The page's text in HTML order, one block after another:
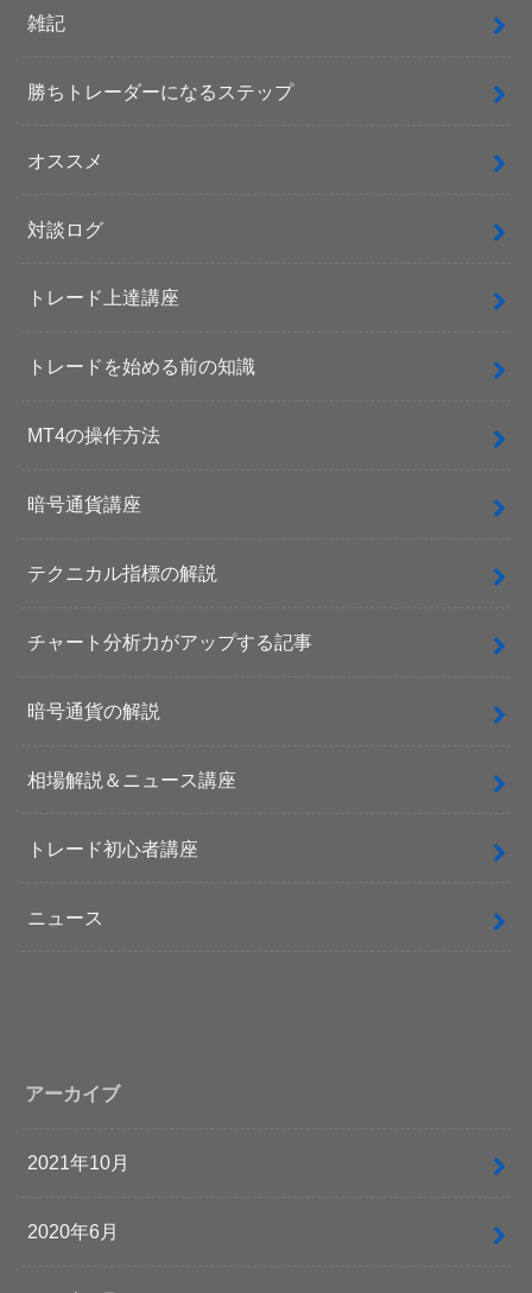
雑記
勝ちトレーダーになるステップ
オススメ
対談ログ
トレード上達講座
トレードを始める前の知識
MT4の操作方法
暗号通貨講座
テクニカル指標の解説
チャート分析力がアップする記事
暗号通貨の解説
相場解説＆ニュース講座
トレード初心者講座
ニュース
アーカイブ
2021年10月
2020年6月